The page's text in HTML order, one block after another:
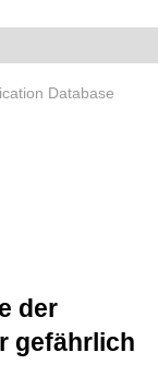
Database
der
gefährlich